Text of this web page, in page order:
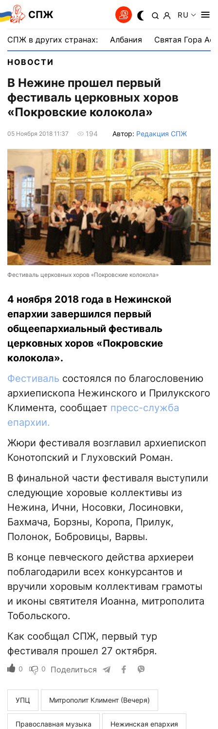
СПЖ RU
СПЖ в других странах: Албания Святая Гора
НОВОСТИ
В Нежине прошел первый
фестиваль церковных хоров
«Покровские колокола»
05 Ноября 2018 11:37 194 Автор: Редакция СПЖ
Фестиваль церковных хоров «Покровские колокола»
4 ноября 2018 года в Нежинской
епархии завершился первый
общеепархиальный фестиваль
церковных хоров «Покровские
колокола».
Фестиваль состоялся по благословению
архиепископа Нежинского и Прилукского
Климента, сообщает пресс-служба
епархии.
Жюри фестиваля возглавил архиепископ
Конотопский и Глуховский Роман.
В финальной части фестиваля выступили
следующие хоровые коллективы из
Нежина, Ични, Носовки, Лосиновки,
Бахмача, Борзны, Коропа, Прилук,
Полонок, Бобровицы, Варвы.
В конце певческого действа архиереи
поблагодарили всех конкурсантов и
вручили хоровым коллективам грамоты
и иконы святителя Иоанна, митрополита
Тобольского.
Как сообщал СПЖ, первый тур
фестиваля прошел 27 октября.
0 0 Поделиться
УПЦ Митрополит Климент (Вечеря)
Православная музыка Нежинская епархия